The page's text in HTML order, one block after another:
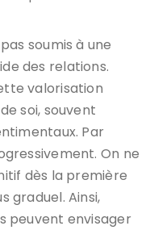
soumis à une
des relations.
valorisation
soi, souvent
Par
On ne
dès la première
graduel. Ainsi,
peuvent envisager